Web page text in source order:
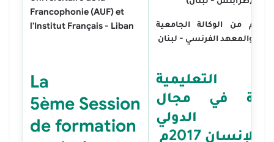
Francophonie (AUF) et
l'Institut Français - Liban
La
5ème Session
de formation
بدعم من الوكالة الجامعية
والمعهد الفرنسي - لبنان
التعليمية
في مجال
الدولي
الإنسان 2017م